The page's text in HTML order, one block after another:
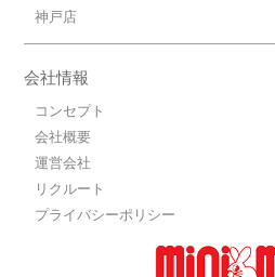
神戸店
会社情報
コンセプト
会社概要
運営会社
リクルート
プライバシーポリシー